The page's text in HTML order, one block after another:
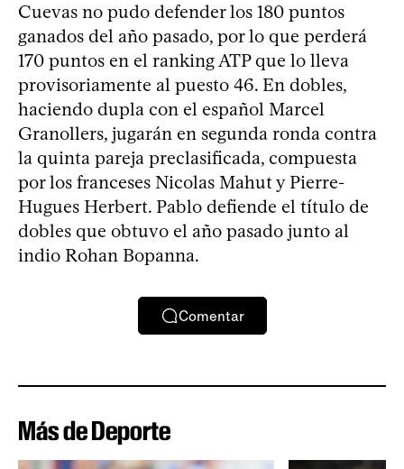
Cuevas no pudo defender los 180 puntos
ganados del año pasado, por lo que perderá
170 puntos en el ranking ATP que lo lleva
provisoriamente al puesto 46. En dobles,
haciendo dupla con el español Marcel
Granollers, jugarán en segunda ronda contra
la quinta pareja preclasificada, compuesta
por los franceses Nicolas Mahut y Pierre-
Hugues Herbert. Pablo defiende el título de
dobles que obtuvo el año pasado junto al
indio Rohan Bopanna.
Comentar
Más de Deporte